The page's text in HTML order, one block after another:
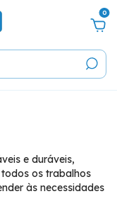
0
e duráveis,
os trabalhos
às necessidades